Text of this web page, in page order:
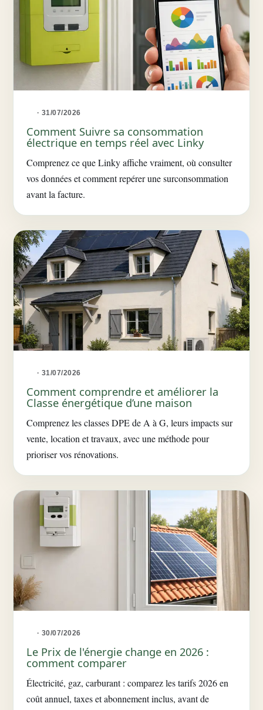
· 31/07/2026
Comment Suivre sa consommation
électrique en temps réel avec Linky
Comprenez ce que Linky affiche vraiment, où consulter
vos données et comment repérer une surconsommation
avant la facture.
· 31/07/2026
Comment comprendre et améliorer la
Classe énergétique d’une maison
Comprenez les classes DPE de A à G, leurs impacts sur
vente, location et travaux, avec une méthode pour
prioriser vos rénovations.
· 30/07/2026
Le Prix de l'énergie change en 2026 :
comment comparer
Électricité, gaz, carburant : comparez les tarifs 2026 en
coût annuel, taxes et abonnement inclus, avant de